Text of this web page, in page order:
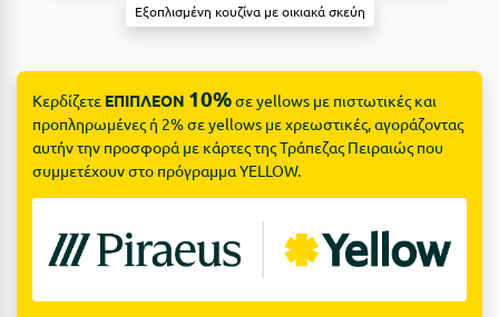
Γ
Γαλαξiδι
Γλυφάδα
Γύθειο
Δ
Δες όλες τις προσφορές
Δες όλα τα πακέτα διακοπών
Εξοπλισμένη κουζίνα με οικιακά σκεύη
Κερδίζετε ΕΠΙΠΛΕΟΝ 10%σε yellows με πιστωτικές και
προπληρωμένες ή 2% σε yellows με χρεωστικές, αγοράζοντας
αυτήν την προσφορά με κάρτες της Τράπεζας Πειραιώς που
συμμετέχουν στο πρόγραμμα YELLOW.